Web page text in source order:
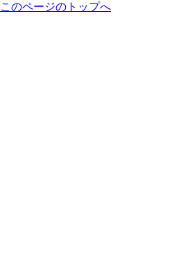
このページのトップへ